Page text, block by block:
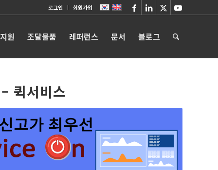
로그인 회원가입
원 조달물품 레퍼런스 문서 블로그
퀵서비스